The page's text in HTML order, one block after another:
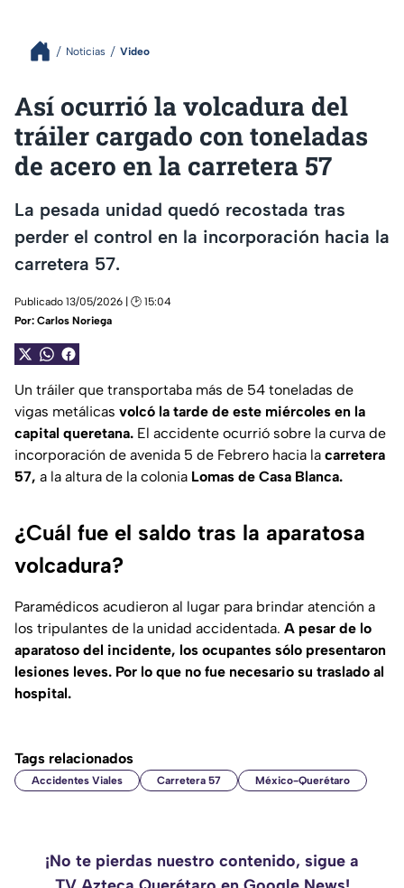
Noticias Video
Así ocurrió la volcadura del
tráiler cargado con toneladas
de acero en la carretera 57
La pesada unidad quedó recostada tras
perder el control en la incorporación hacia la
carretera 57.
Publicado 13/05/2026 | 🕑 15:04
Por: Carlos Noriega
Un tráiler que transportaba más de 54 toneladas de
vigas metálicas volcó la tarde de este miércoles en la
capital queretana. El accidente ocurrió sobre la curva de
incorporación de avenida 5 de Febrero hacia la carretera
57, a la altura de la colonia Lomas de Casa Blanca.
¿Cuál fue el saldo tras la aparatosa
volcadura?
Paramédicos acudieron al lugar para brindar atención a
los tripulantes de la unidad accidentada. A pesar de lo
aparatoso del incidente, los ocupantes sólo presentaron
lesiones leves. Por lo que no fue necesario su traslado al
hospital.
Tags relacionados
Accidentes Viales Carretera 57 México-Querétaro
¡No te pierdas nuestro contenido, sigue a